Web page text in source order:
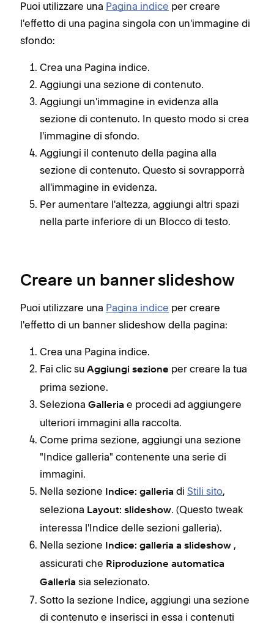
Puoi utilizzare una Pagina indice per creare
l'effetto di una pagina singola con un'immagine di
sfondo:
Crea una Pagina indice.
Aggiungi una sezione di contenuto.
Aggiungi un'immagine in evidenza alla
sezione di contenuto. In questo modo si crea
l'immagine di sfondo.
Aggiungi il contenuto della pagina alla
sezione di contenuto. Questo si sovrapporrà
all'immagine in evidenza.
Per aumentare l'altezza, aggiungi altri spazi
nella parte inferiore di un Blocco di testo.
Creare un banner slideshow
Puoi utilizzare una Pagina indice per creare
l'effetto di un banner slideshow della pagina:
Crea una Pagina indice.
Fai clic su Aggiungi sezione per creare la tua
prima sezione.
Seleziona Galleria e procedi ad aggiungere
ulteriori immagini alla raccolta.
Come prima sezione, aggiungi una sezione
"Indice galleria" contenente una serie di
immagini.
Nella sezione
Indice: galleria di Stili sito,
seleziona Layout: slideshow. (Questo tweak
interessa l'Indice delle sezioni galleria).
Nella sezione
Indice: galleria a slideshow ,
assicurati che Riproduzione automatica
Galleria sia selezionato.
Sotto la sezione Indice, aggiungi una sezione
di contenuto e inserisci in essa i contenuti